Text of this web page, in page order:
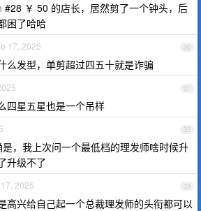
#28 ￥ 50 的店长，居然剪了一个钟头，后
困了哈哈
30
17, 2025
么发型，单剪超过四五十就是诈骗
31
四星五星也是一个吊样
32
，我上次问一个最低档的理发师啥时候升
升级不了
33
2025
高兴给自己起一个总裁理发师的头衔都可以